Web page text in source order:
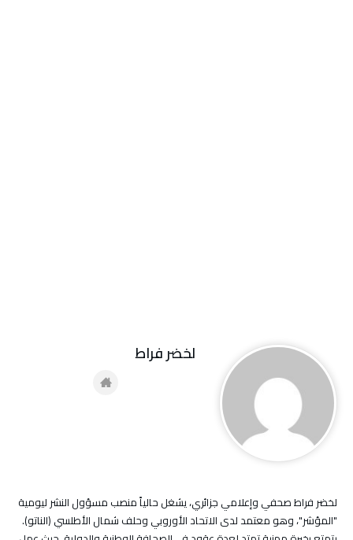
لخضر فراط
لخضر فراط صحفي وإعلامي جزائري، يشغل حالياً منصب مسؤول النشر ليومية
"المؤشر"، وهو معتمد لدى الاتحاد الأوروبي وحلف شمال الأطلسي (الناتو).